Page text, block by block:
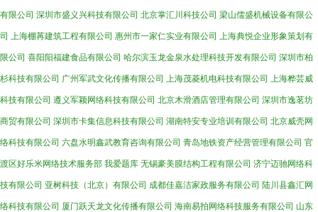
有限公司 深圳市盛义兴科技有限公司 北京掌汇川科技公司 梁山儒盛机械设备有限公
司 上海棚苒建筑工程有限公司 惠州市一家仁实业有限公司 上海典悦企业形象策划有
限公司 喜阳阳福建食品有限公司 哈尔滨玉龙金泉水处理科技开发有限公司 深圳市柏
杉科技有限公司 广州军武文化传播有限公司 上海茂菱机电科技有限公司 上海桦芸威
科技有限公司 遵义军颖网络科技有限公司 北京木滑酒店管理有限公司 深圳市逸茗坊
商贸有限公司 深圳市卡集信息科技有限公司 湖南特安专业培训有限公司 北京威壳网
络科技有限公司 六盘水明鑫武教育咨询有限公司 青岛地铁资产经营管理有限公司 官
渡区好乐米网络技术服务部 我爱题库 无锡豪美膜结构工程有限公司 济宁迈驰网络科
技有限公司 亚树科技（北京）有限公司 成都佳嘉洁家政服务有限公司 陆川县鑫汇网
络科技有限公司 厦门跃天龙文化传播有限公司 海南易拍网络科技服务有限公司 山东